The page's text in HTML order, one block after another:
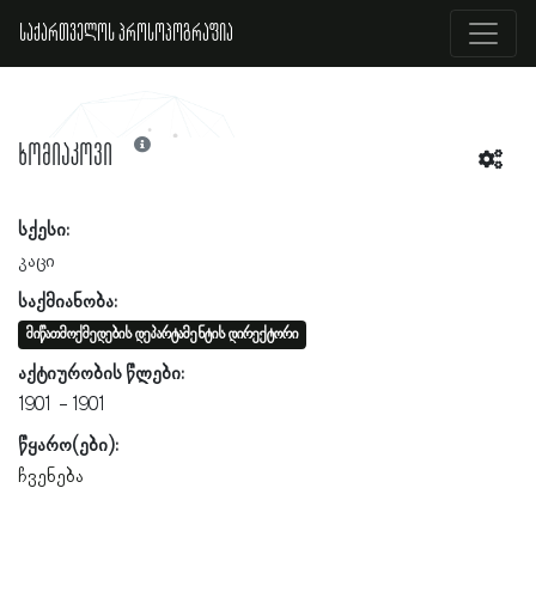
საქართველოს პროსოპოგრაფია
ხომიაკოვი
სქესი:
კაცი
საქმიანობა:
მიწათმოქმედების დეპარტამენტის დირექტორი
აქტიურობის წლები:
1901
1901
წყარო(ები):
ჩვენება